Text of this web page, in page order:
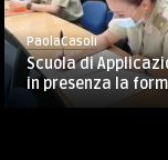
PaolaCasoli
Scuola di
in presenza la